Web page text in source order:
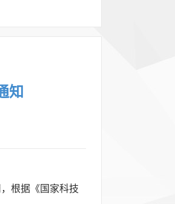
知
根据《国家科技